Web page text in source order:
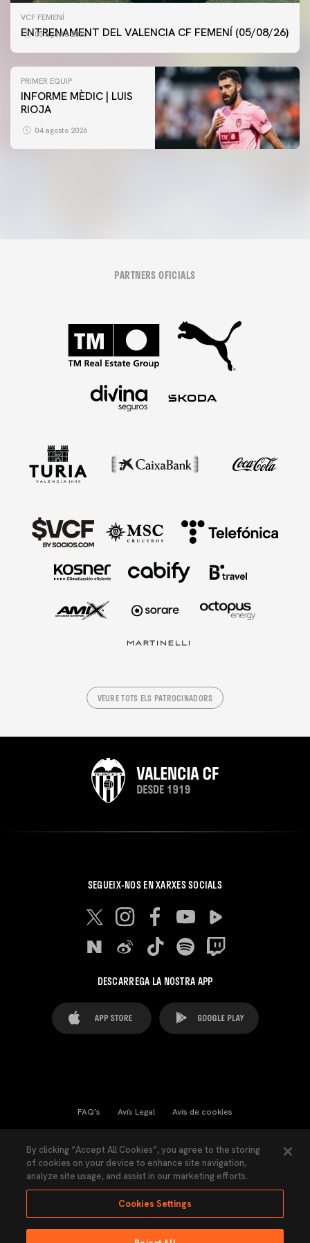
VCF FEMENÍ
ENTRENAMENT DEL VALENCIA CF FEMENÍ (05/08/26)
05 agosto 2026
PRIMER EQUIP
INFORME MÈDIC | LUIS
RIOJA
04 agosto 2026
VCF FEMENÍ
ENTRENAMENT DEL VALENCIA CF FEMENÍ (04/08/26)
ENTRENAMENT DEL VALENCIA CF 4/8/2026
PARTNERS OFICIALS
VEURE TOTS ELS PATROCINADORS
SEGUEIX-NOS EN XARXES SOCIALS
DESCARREGA LA NOSTRA APP
FAQ's Avís Legal Avís de cookies
Llei de Transparència Política de Privacitat
Accessibilitat
By clicking “Accept All Cookies”, you agree to the storing
of cookies on your device to enhance site navigation,
analyze site usage, and assist in our marketing efforts.
Cookies Settings